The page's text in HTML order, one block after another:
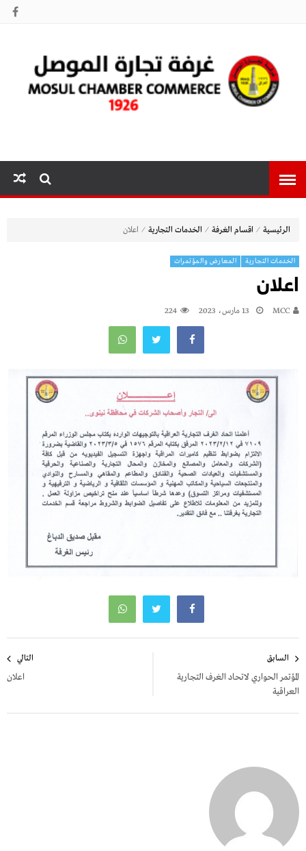
الموصل
الرئيسية ⁄ اقسام الغرفة ⁄ الخدمات التجارية ⁄ اعلان
الخدمات التجارية المعارض والمؤتمرات
اعلان
MCC 13 مارس، 2023 224
المقالات
السابق
المؤتمر الحواري لاتحاد الغرف التجارية
العراقية
التالي
اعلان